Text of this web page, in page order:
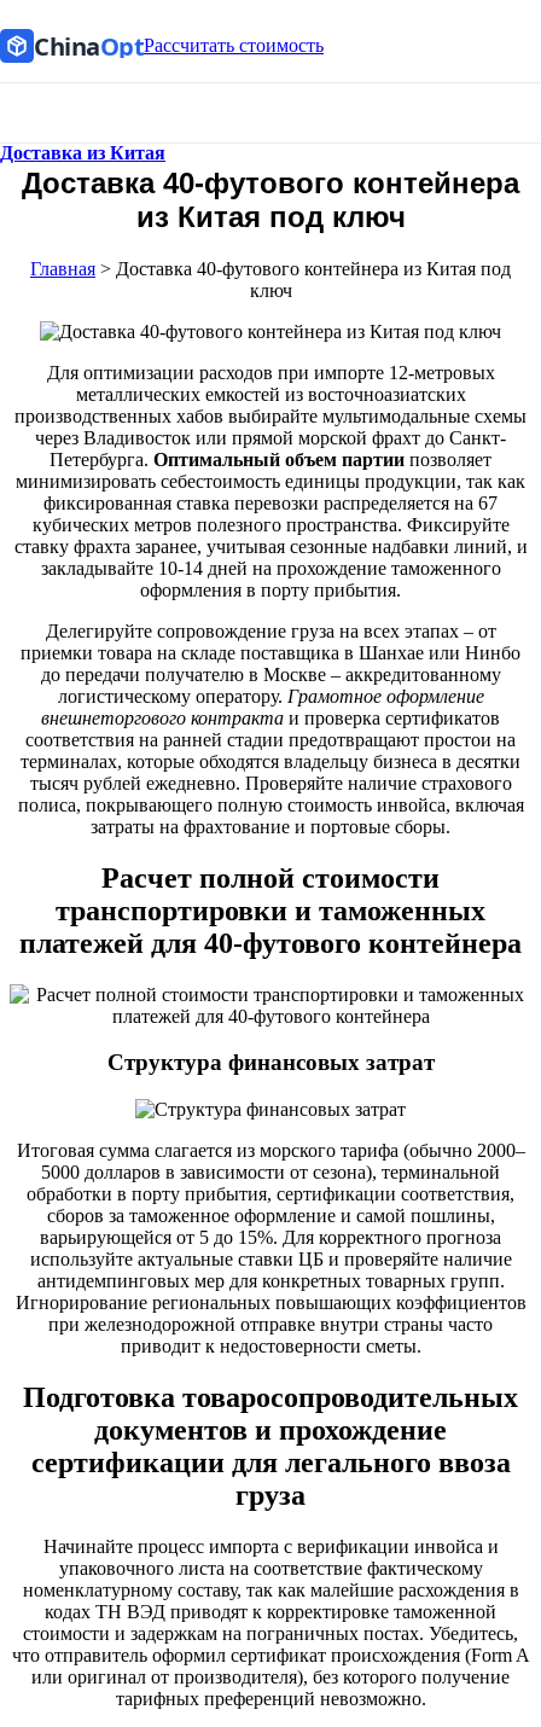
ChinaOptРассчитать стоимость
Доставка из Китая
Доставка 40-футового контейнера
из Китая под ключ
Главная > Доставка 40-футового контейнера из Китая под
ключ
Для оптимизации расходов при импорте 12-метровых
металлических емкостей из восточноазиатских
производственных хабов выбирайте мультимодальные схемы
через Владивосток или прямой морской фрахт до Санкт-
Петербурга. Оптимальный объем партии позволяет
минимизировать себестоимость единицы продукции, так как
фиксированная ставка перевозки распределяется на 67
кубических метров полезного пространства. Фиксируйте
ставку фрахта заранее, учитывая сезонные надбавки линий, и
закладывайте 10-14 дней на прохождение таможенного
оформления в порту прибытия.
Делегируйте сопровождение груза на всех этапах – от
приемки товара на складе поставщика в Шанхае или Нинбо
до передачи получателю в Москве – аккредитованному
логистическому оператору. Грамотное оформление
внешнеторгового контракта и проверка сертификатов
соответствия на ранней стадии предотвращают простои на
терминалах, которые обходятся владельцу бизнеса в десятки
тысяч рублей ежедневно. Проверяйте наличие страхового
полиса, покрывающего полную стоимость инвойса, включая
затраты на фрахтование и портовые сборы.
Расчет полной стоимости
транспортировки и таможенных
платежей для 40-футового контейнера
Структура финансовых затрат
Итоговая сумма слагается из морского тарифа (обычно 2000–
5000 долларов в зависимости от сезона), терминальной
обработки в порту прибытия, сертификации соответствия,
сборов за таможенное оформление и самой пошлины,
варьирующейся от 5 до 15%. Для корректного прогноза
используйте актуальные ставки ЦБ и проверяйте наличие
антидемпинговых мер для конкретных товарных групп.
Игнорирование региональных повышающих коэффициентов
при железнодорожной отправке внутри страны часто
приводит к недостоверности сметы.
Подготовка товаросопроводительных
документов и прохождение
сертификации для легального ввоза
груза
Начинайте процесс импорта с верификации инвойса и
упаковочного листа на соответствие фактическому
номенклатурному составу, так как малейшие расхождения в
кодах ТН ВЭД приводят к корректировке таможенной
стоимости и задержкам на пограничных постах. Убедитесь,
что отправитель оформил сертификат происхождения (Form A
или оригинал от производителя), без которого получение
тарифных преференций невозможно.